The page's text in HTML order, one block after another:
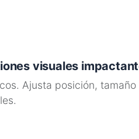
visuales
Ajusta posición,